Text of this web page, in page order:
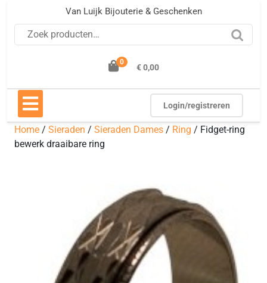
inhoud
Van Luijk Bijouterie & Geschenken
0
€ 0,00
Open
Login/registreren
Home / Sieraden / Sieraden Dames / Ring / Fidget-ring
bewerk draaibare ring